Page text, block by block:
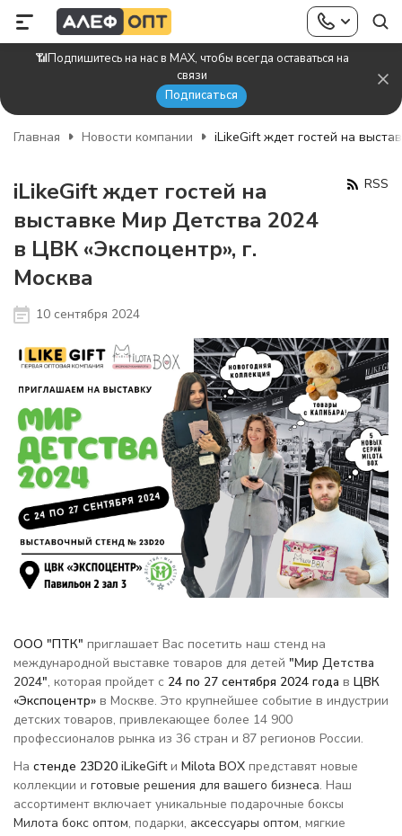
📶Подпишитесь на нас в MAX, чтобы всегда оставаться на
связи
Подписаться
Главная Новости компании iLikeGift ждет гостей на
iLikeGift ждет гостей на
выставке Мир Детства 2024
в ЦВК «Экспоцентр», г.
Москва
RSS
10 сентября 2024
ООО "ПТК" приглашает Вас посетить наш стенд на
международной выставке товаров для детей "Мир Детства
2024", которая пройдет с 24 по 27 сентября 2024 года в ЦВК
«Экспоцентр» в Москве. Это крупнейшее событие в индустрии
детских товаров, привлекающее более 14 900
профессионалов рынка из 36 стран и 87 регионов России.
На стенде 23D20 iLikeGiftи Milota BOX представят новые
коллекции и готовые решения для вашего бизнеса. Наш
ассортимент включает уникальные подарочные боксы
Милота бокс оптом, подарки, аксессуары оптом, мягкие